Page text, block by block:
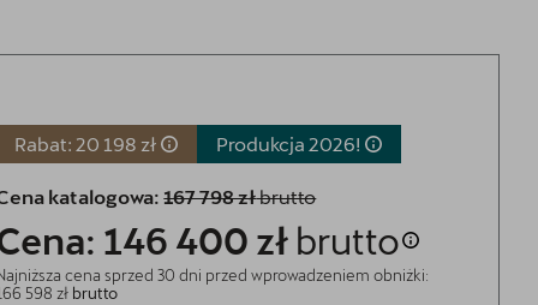
Rabat: 20 198 zł Produkcja 2026!
katalogowa: 167 798 złbrutto
146 400 zł brutto
cena sprzed 30 dni przed wprowadzeniem obniżki:
598 zł brutto